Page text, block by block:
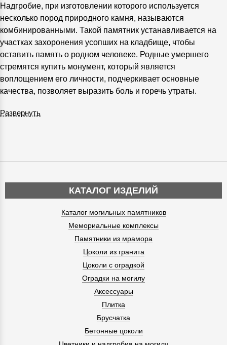
Надгробие, при изготовлении которого используется
несколько пород природного камня, называются
комбинированными. Такой памятник устанавливается на
участках захоронения усопших на кладбище, чтобы
оставить память о родном человеке. Родные умершего
стремятся купить монумент, который является
воплощением его личности, подчеркивает основные
качества, позволяет выразить боль и горечь утраты.
Развернуть
КАТАЛОГ ИЗДЕЛИЙ
Каталог могильных памятников
Мемориальные комплексы
Памятники из мрамора
Цоколи из гранита
Цоколи с оградкой
Оградки на могилу
Аксессуары
Плитка
Брусчатка
Бетонные цоколи